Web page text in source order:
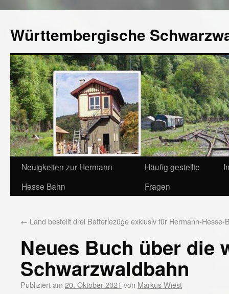
Württembergische
Neuigkeiten zur Hermann
Hesse Bahn
Häufig gestellte
Fragen
← Land bestellt drei Batteriezüge exklusiv für Hermann-Hesse-
Neues Buch über die
Schwarzwaldbahn
Publiziert am 20. Oktober 2021 von Markus Wiest